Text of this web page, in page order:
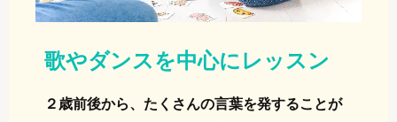
歌やダンスを中心にレッスン
２歳前後から、たくさんの言葉を発することが